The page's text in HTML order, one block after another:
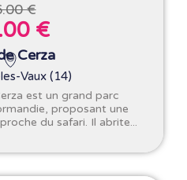
€
€
Cerza
Vaux (14)
est un grand parc
proposant une
du safari. Il abrite...